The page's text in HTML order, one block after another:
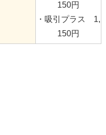
150円
・吸引プラス 1,
150円